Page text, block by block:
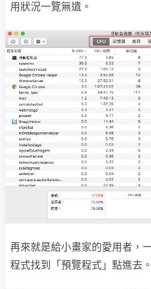
用狀況一覽無遺。
再來就是給小畫家的愛用者，
程式找到「預覽程式」點進去。